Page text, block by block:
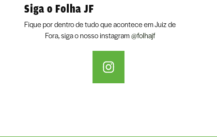
Siga o Folha JF
Fique por dentro de tudo que acontece em Juiz de
Fora, siga o nosso instagram@folhajf